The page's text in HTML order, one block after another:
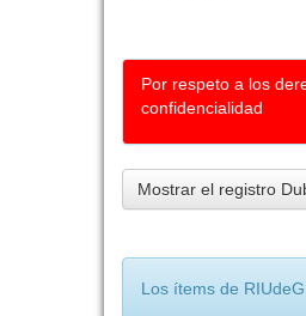
Por respeto a los
confidencialidad
Mostrar el registro
Los ítems de